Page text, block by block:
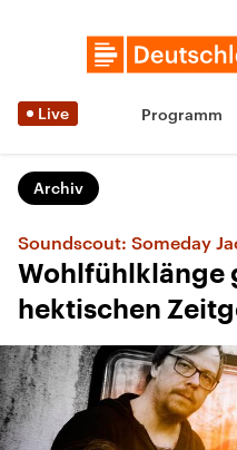
Live Programm
Archiv
Soundscout: Someday
Wohlfühlklänge
hektischen